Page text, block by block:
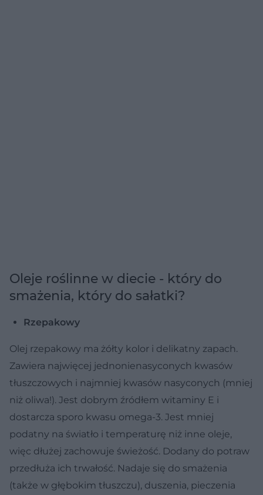
Oleje roślinne w diecie - który do
smażenia, który do sałatki?
Rzepakowy
Olej rzepakowy ma żółty kolor i delikatny zapach.
Zawiera najwięcej jednonienasyconych kwasów
tłuszczowych i najmniej kwasów nasyconych (mniej
niż oliwa!). Jest dobrym źródłem witaminy E i
dostarcza sporo kwasu omega-3. Jest mniej
podatny na światło i temperaturę niż inne oleje,
więc dłużej zachowuje świeżość. Dodany do potraw
przedłuża ich trwałość. Nadaje się do smażenia
(także w głębokim tłuszczu), duszenia, pieczenia